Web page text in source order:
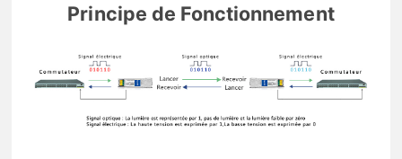
Principe de Fonctionnement